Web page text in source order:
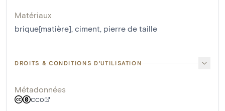
Matériaux
brique[matière] ciment pierre de taille
DROITS & CONDITIONS D'UTILISATION
Métadonnées
CC0